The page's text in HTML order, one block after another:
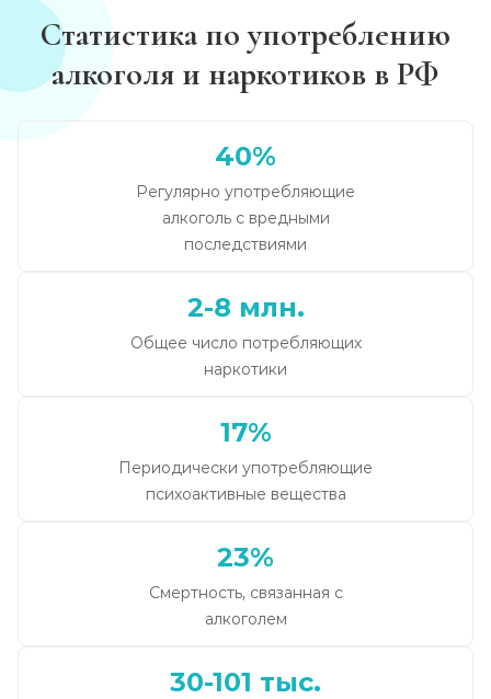
Статистика по употреблению
алкоголя и наркотиков в РФ
40%
Регулярно употребляющие
алкоголь с вредными
последствиями
2-8 млн.
Общее число потребляющих
наркотики
17%
Периодически употребляющие
психоактивные вещества
23%
Смертность, связанная с
алкоголем
30-101 тыс.